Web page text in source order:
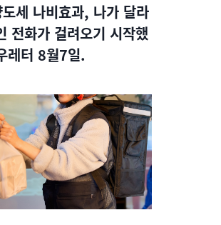
세 나비효과, 나가 달라
전화가 걸려오기 시작했
레터 8월7일.